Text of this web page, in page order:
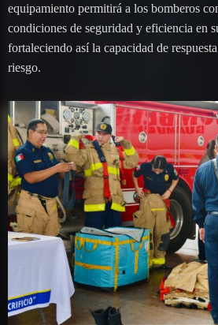
equipamiento permitirá a los bomberos
condiciones de seguridad y eficiencia en
fortaleciendo así la capacidad de
riesgo.